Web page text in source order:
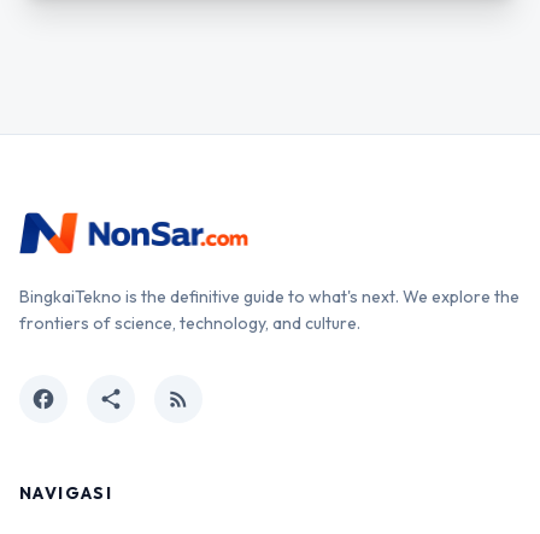
BingkaiTekno is the definitive guide to what's next. We explore the
frontiers of science, technology, and culture.
facebook share rss_feed
NAVIGASI